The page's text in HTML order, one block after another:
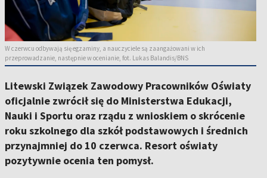
W czerwcu odbywają się egzaminy, a nauczyciele są zaangażowani w ich
przeprowadzanie, następnie w ocenianie, fot. Lukas Balandis/BNS
Litewski Związek Zawodowy Pracowników Oświaty
oficjalnie zwrócił się do Ministerstwa Edukacji,
Nauki i Sportu oraz rządu z wnioskiem o skrócenie
roku szkolnego dla szkół podstawowych i średnich
przynajmniej do 10 czerwca. Resort oświaty
pozytywnie ocenia ten pomysł.